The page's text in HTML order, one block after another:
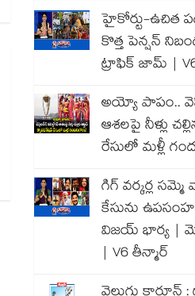
హైకోర్టు-ఉచిత
కొత్త పెన్షన్
ట్రాఫిక్ జామ్ |
అయ్యో పాపం..
ఆశలపై నీళ్లు
రేసులో మళ్లీ
గిగ్ వర్కర్ల
కేసును
విజయ్ భార్య |
| V6 తీన్మార్